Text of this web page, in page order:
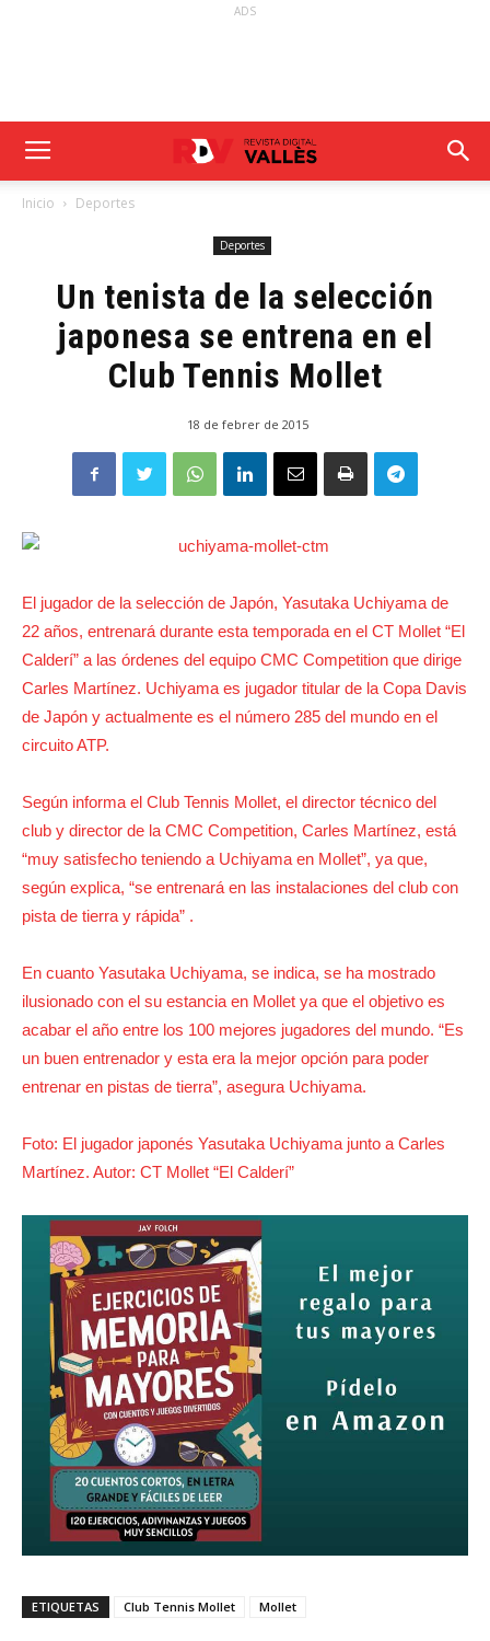
ADS
Inicio Deportes
Deportes
Un tenista de la selección
japonesa se entrena en el
Club Tennis Mollet
18 de febrer de 2015
El jugador de la selección de Japón, Yasutaka Uchiyama de
22 años, entrenará durante esta temporada en el CT Mollet “El
Calderí” a las órdenes del equipo CMC Competition que dirige
Carles Martínez. Uchiyama es jugador titular de la Copa Davis
de Japón y actualmente es el número 285 del mundo en el
circuito ATP.
Según informa el Club Tennis Mollet, el director técnico del
club y director de la CMC Competition, Carles Martínez, está
“muy satisfecho teniendo a Uchiyama en Mollet”, ya que,
según explica, “se entrenará en las instalaciones del club con
pista de tierra y rápida” .
En cuanto Yasutaka Uchiyama, se indica, se ha mostrado
ilusionado con el su estancia en Mollet ya que el objetivo es
acabar el año entre los 100 mejores jugadores del mundo. “Es
un buen entrenador y esta era la mejor opción para poder
entrenar en pistas de tierra”, asegura Uchiyama.
Foto: El jugador japonés Yasutaka Uchiyama junto a Carles
Martínez. Autor: CT Mollet “El Calderí”
ETIQUETAS Club Tennis Mollet Mollet